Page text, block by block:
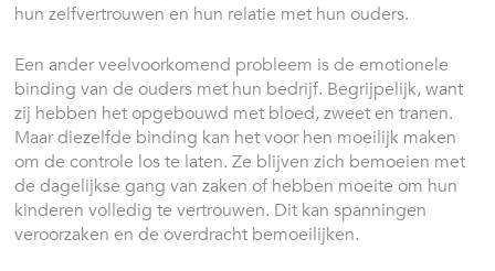
hun zelfvertrouwen en hun relatie met hun ouders.
Een ander veelvoorkomend probleem is de emotionele
binding van de ouders met hun bedrijf. Begrijpelijk, want
zij hebben het opgebouwd met bloed, zweet en tranen.
Maar diezelfde binding kan het voor hen moeilijk maken
om de controle los te laten. Ze blijven zich bemoeien met
de dagelijkse gang van zaken of hebben moeite om hun
kinderen volledig te vertrouwen. Dit kan spanningen
veroorzaken en de overdracht bemoeilijken.